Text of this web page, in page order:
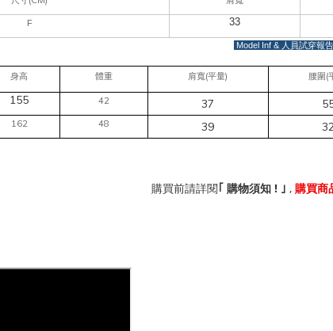
F 33
Model Inf & 人員試穿報告
身高 體重 肩寬(平量) 腰圍(
155 42 37
162 48 39
購買前請詳閱 ｢ 購物須知 ! ｣ ,購買商